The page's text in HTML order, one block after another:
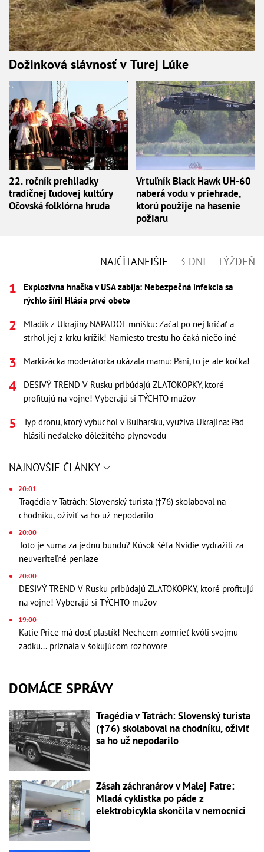
Dožinková slávnosť v Turej Lúke
22. ročník prehliadky
tradičnej ľudovej kultúry
Očovská folklórna hruda
Vrtuľník Black Hawk UH-60
naberá vodu v priehrade,
ktorú použije na hasenie
požiaru
NAJČÍTANEJŠIE 3 DNI TÝŽDEŇ
Explozívna hnačka v USA zabíja: Nebezpečná infekcia sa
rýchlo šíri! Hlásia prvé obete
Mladík z Ukrajiny NAPADOL mníšku: Začal po nej kričať a
strhol jej z krku krížik! Namiesto trestu ho čaká niečo iné
Markizácka moderátorka ukázala mamu: Páni, to je ale kočka!
DESIVÝ TREND V Rusku pribúdajú ZLATOKOPKY, ktoré
profitujú na vojne! Vyberajú si TÝCHTO mužov
Typ dronu, ktorý vybuchol v Bulharsku, využíva Ukrajina: Pád
hlásili neďaleko dôležitého plynovodu
NAJNOVŠIE ČLÁNKY
20:01
Tragédia v Tatrách: Slovenský turista (†76) skolaboval na
chodníku, oživiť sa ho už nepodarilo
20:00
Toto je suma za jednu bundu? Kúsok šéfa Nvidie vydražili za
neuveriteľné peniaze
20:00
DESIVÝ TREND V Rusku pribúdajú ZLATOKOPKY, ktoré profitujú
na vojne! Vyberajú si TÝCHTO mužov
19:00
Katie Price má dosť plastík! Nechcem zomrieť kvôli svojmu
zadku... priznala v šokujúcom rozhovore
DOMÁCE SPRÁVY
Tragédia v Tatrách: Slovenský turista
(†76) skolaboval na chodníku, oživiť
sa ho už nepodarilo
Zásah záchranárov v Malej Fatre:
Mladá cyklistka po páde z
elektrobicykla skončila v nemocnici